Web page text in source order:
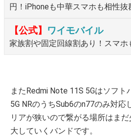
円！iPhoneも中華スマホも相性抜
【公式】 ワイモバイル
家族割や固定回線割あり！スマホ
またRedmi Note 11S 5Gはソフト
5G NRのうちSub6のn77のみ対応
リアが狭いので繋がる場所はま
大していくバンドです。